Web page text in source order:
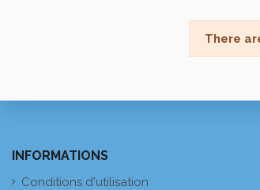
There
INFORMATIONS
Conditions d'utilisation